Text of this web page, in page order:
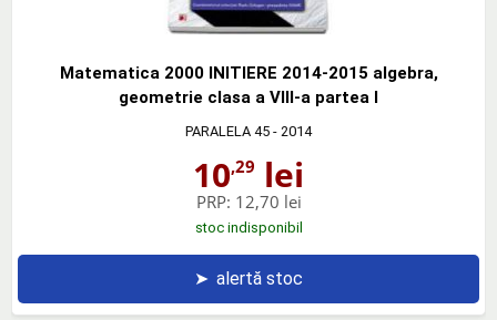
Matematica 2000 INITIERE 2014-2015 algebra,
geometrie clasa a VIII-a partea I
PARALELA 45 - 2014
10,29 lei
PRP: 12,70 lei
stoc indisponibil
➤ alertă stoc